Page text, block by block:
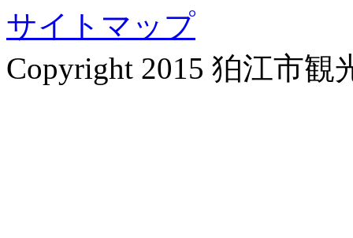
サイトマップ
Copyright 2015 狛江市観